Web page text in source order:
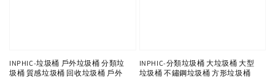
INPHIC-垃圾桶 戶外垃圾桶 分類垃
圾桶 質感垃圾桶 回收垃圾桶 戶外
INPHIC-分類垃圾桶 大垃圾桶 大型
垃圾桶 不鏽鋼垃圾桶 方形垃圾桶